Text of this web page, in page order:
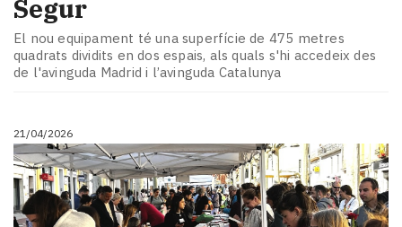
Segur
El nou equipament té una superfície de 475 metres
quadrats dividits en dos espais, als quals s'hi accedeix des
de l'avinguda Madrid i l’avinguda Catalunya
21/04/2026